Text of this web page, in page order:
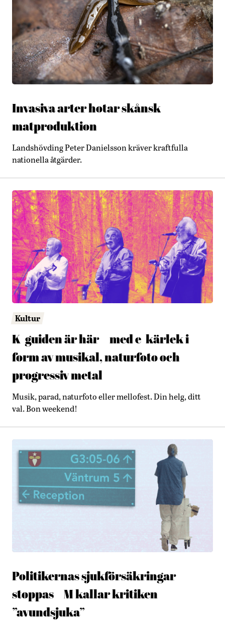
Invasiva arter hotar skånsk
matproduktion
Landshövding Peter Danielsson kräver kraftfulla
nationella åtgärder.
Kultur
K-guiden är här – med e-kärlek i
form av musikal, naturfoto och
progressiv metal
Musik, parad, naturfoto eller mellofest. Din helg, ditt
val. Bon weekend!
Politikernas sjukförsäkringar
stoppas – M kallar kritiken
”avundsjuka”